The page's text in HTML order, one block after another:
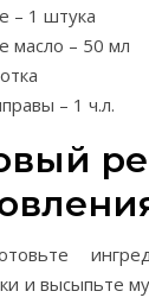
– 1 штука
масло – 50 мл
– 1 ч.л.
и высыпьте